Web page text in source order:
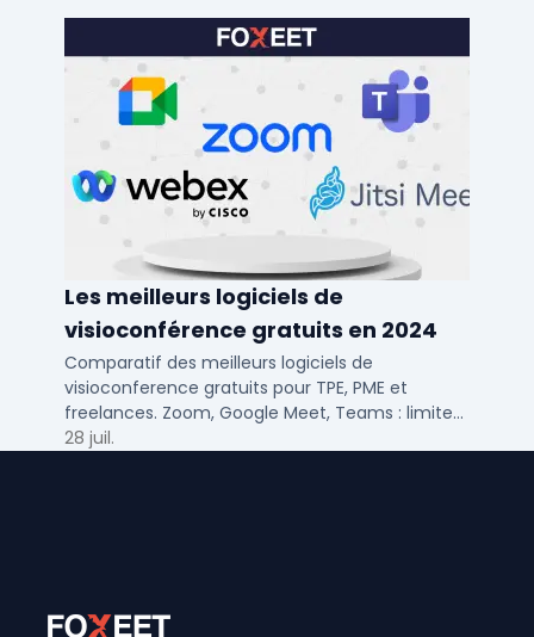
Les meilleurs logiciels de
visioconférence gratuits en 2024
Comparatif des meilleurs logiciels de
visioconference gratuits pour TPE, PME et
freelances. Zoom, Google Meet, Teams : limites,
participants, fonctions cles pour bien choisir.
28 juil.